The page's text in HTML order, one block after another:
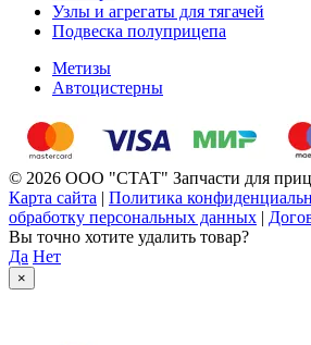
Узлы и агрегаты для тягачей
Подвеска полуприцепа
Метизы
Автоцистерны
© 2026 ООО "СТАТ" Запчасти для
Карта сайта | Политика
обработку персональных данных |
Вы точно хотите удалить товар?
Да Нет
×